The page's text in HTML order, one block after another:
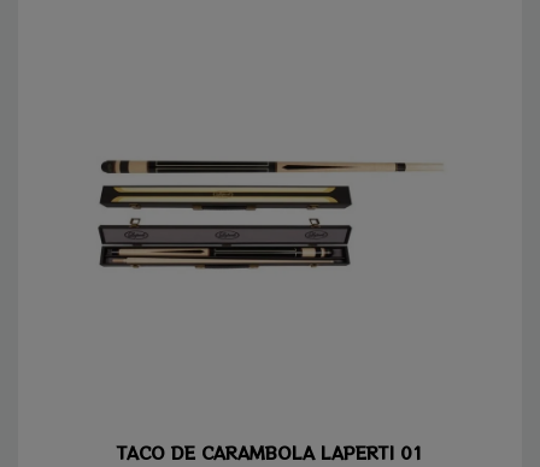
Vista rápida
TACO DE CARAMBOLA LAPERTI 01